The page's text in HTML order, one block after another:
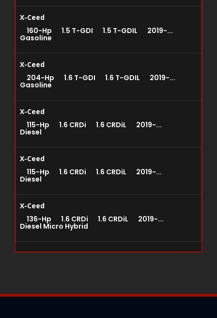
X-Ceed
160-Hp 1.5 T-GDI 1.5 T-GDIL 2019-...
Gasoline
X-Ceed
204-Hp 1.6 T-GDI 1.6 T-GDIL 2019-...
Gasoline
X-Ceed
115-Hp 1.6 CRDi 1.6 CRDiL 2019-...
Diesel
X-Ceed
115-Hp 1.6 CRDi 1.6 CRDiL 2019-...
Diesel
X-Ceed
136-Hp 1.6 CRDi 1.6 CRDiL 2019-...
Diesel Micro Hybrid